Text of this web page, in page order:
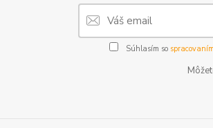
Súhlasím so